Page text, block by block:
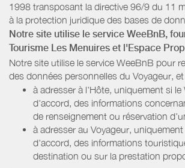
1998 transposant la directive 96/9 du 11
à la protection juridique des bases de
Notre site utilise le service WeeBnB,
Tourisme Les Menuires et l'Espace
Notre site utilise le service WeeBnB pour
des données personnelles du Voyageur,
à adresser à l'Hôte, uniquement si le
d'accord, des informations
de renseignement ou réservation
à adresser au Voyageur,
d'accord, des informations
destination ou sur la prestation